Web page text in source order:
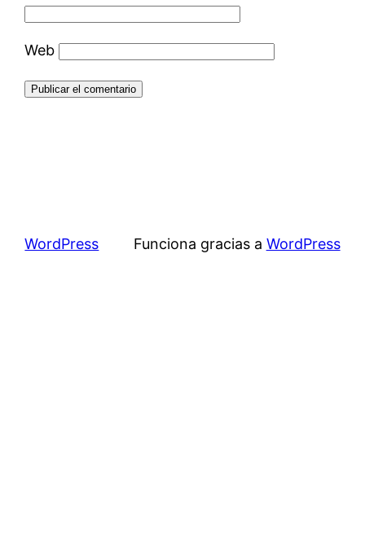
Web
WordPress Funciona gracias a WordPress